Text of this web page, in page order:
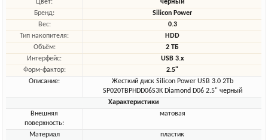
Цвет:
черный
Бренд:
Silicon Power
Вес:
0.3
Тип накопителя:
HDD
Объём:
2 ТБ
Интерфейс:
USB 3.x
Форм-фактор:
2.5"
Описание:
Жесткий диск Silicon Power USB 3.0 2Tb
SP020TBPHDD06S3K Diamond D06 2.5" черный
Характеристики
Внешняя
поверхность:
матовая
Материал
пластик